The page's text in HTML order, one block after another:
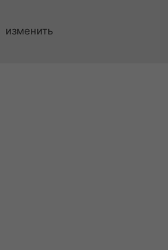
изменить